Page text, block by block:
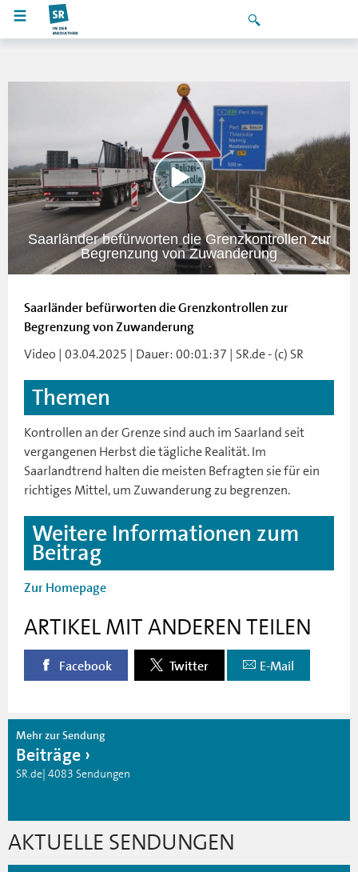
Saarländer befürworten die Grenzkontrollen zur
Begrenzung von Zuwanderung
Saarländer befürworten die Grenzkontrollen zur
Begrenzung von Zuwanderung
Video | 03.04.2025 | Dauer: 00:01:37 | SR.de - (c) SR
Themen
Kontrollen an der Grenze sind auch im Saarland seit
vergangenen Herbst die tägliche Realität. Im
Saarlandtrend halten die meisten Befragten sie für ein
richtiges Mittel, um Zuwanderung zu begrenzen.
Weitere Informationen zum
Beitrag
Zur Homepage
ARTIKEL MIT ANDEREN TEILEN
Facebook Twitter E-Mail
Mehr zur Sendung
Beiträge
SR.de| 4083 Sendungen
AKTUELLE SENDUNGEN